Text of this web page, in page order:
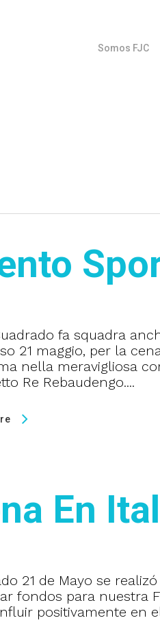
Somos FJC
fa squadra
21 maggio, per la
nella meravigliosa
Re Rebaudengo....
En
21 de Mayo se
fondos para nuestra
positivamente en